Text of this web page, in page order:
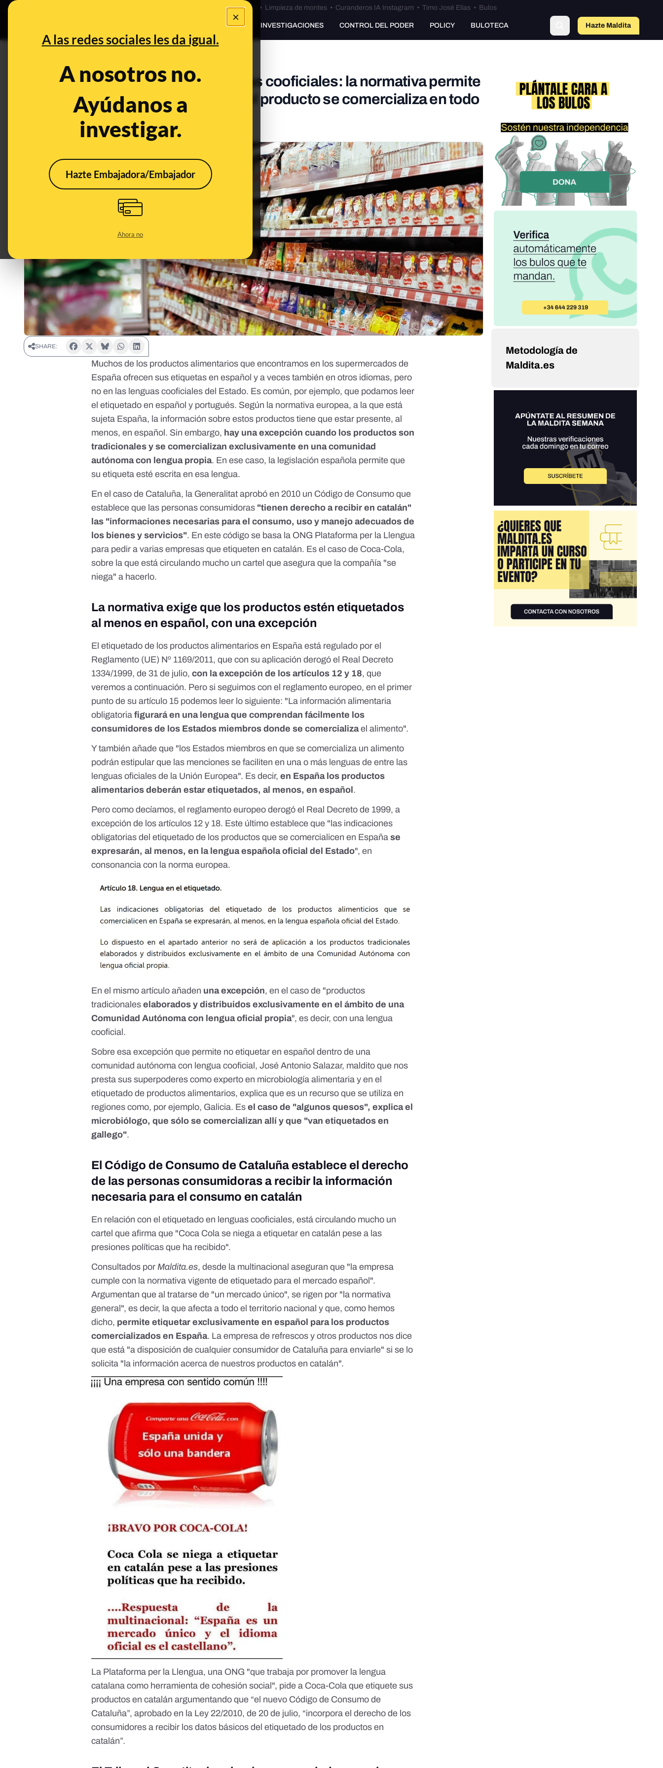
×
A las redes sociales les da igual.
A nosotros no.
Ayúdanos a
investigar.
Hazte Embajadora/Embajador
Ahora no
Bulos Ceuta • Limpieza de montes• Curanderos IA Instagram • Timo José Elías• Bulos
PREBUNKING INVESTIGACIONES CONTROL DEL PODER POLICY BULOTECA Hazte Maldito
Etiquetado de productos en lenguas cooficiales: la normativa permite
etiquetar sólo en español cuando el producto se comercializa en todo
el territorio nacional
Dec 18, 2021, 10:23:09 AM
SHARE:
Muchos de los productos alimentarios que encontramos en los supermercados de
España ofrecen sus etiquetas en español y a veces también en otros idiomas, pero
no en las lenguas cooficiales del Estado. Es común, por ejemplo, que podamos leer
el etiquetado en español y portugués. Según la normativa europea, a la que está
sujeta España, la información sobre estos productos tiene que estar presente, al
menos, en español. Sin embargo, hay una excepción cuando los productos son
tradicionales y se comercializan exclusivamente en una comunidad
autónoma con lengua propia. En ese caso, la legislación española permite que
su etiqueta esté escrita en esa lengua.
En el caso de Cataluña, la Generalitat aprobó en 2010 un Código de Consumo que
establece que las personas consumidoras "tienen derecho a recibir en catalán"
las "informaciones necesarias para el consumo, uso y manejo adecuados de
los bienes y servicios". En este código se basa la ONG Plataforma per la Llengua
para pedir a varias empresas que etiqueten en catalán. Es el caso de Coca-Cola,
sobre la que está circulando mucho un cartel que asegura que la compañía "se
niega" a hacerlo.
La normativa exige que los productos estén etiquetados
al menos en español, con una excepción
El etiquetado de los productos alimentarios en España está regulado por el
Reglamento (UE) Nº 1169/2011, que con su aplicación derogó el Real Decreto
1334/1999, de 31 de julio,con la excepción de los artículos 12 y 18, que
veremos a continuación. Pero si seguimos con el reglamento europeo, en el primer
punto de su artículo 15 podemos leer lo siguiente: "La información alimentaria
obligatoriafigurará en una lengua que comprendan fácilmente los
consumidores de los Estados miembros donde se comercializael alimento".
Y también añade que "los Estados miembros en que se comercializa un alimento
podrán estipular que las menciones se faciliten en una o más lenguas de entre las
lenguas oficiales de la Unión Europea". Es decir,en España los productos
alimentarios deberán estar etiquetados, al menos, en español .
Pero como decíamos, el reglamento europeo derogó el Real Decreto de 1999, a
excepción de los artículos 12 y 18. Este último establece que "las indicaciones
obligatorias del etiquetado de los productos que se comercialicen en Españase
expresarán, al menos, en la lengua española oficial del Estado", en
consonancia con la norma europea.
En el mismo artículo añaden una excepción, en el caso de "productos
tradicionaleselaborados y distribuidos exclusivamente en el ámbito de una
Comunidad Autónoma con lengua oficial propia", es decir, con una lengua
cooficial.
Sobre esa excepción que permite no etiquetar en español dentro de una
comunidad autónoma con lengua cooficial, José Antonio Salazar, maldito que nos
presta sus superpoderes como experto en microbiología alimentaria y en el
etiquetado de productos alimentarios, explica que es un recurso que se utiliza en
regiones como, por ejemplo, Galicia. Esel caso de "algunos quesos", explica el
microbiólogo, que sólo se comercializan allí y que "van etiquetados en
gallego".
El Código de Consumo de Cataluña establece el derecho
de las personas consumidoras a recibir la información
necesaria para el consumo en catalán
En relación con el etiquetado en lenguas cooficiales, está circulando mucho un
cartel que afirma que "Coca Cola se niega a etiquetar en catalán pese a las
presiones políticas que ha recibido".
Consultados porMaldita.es, desde la multinacional aseguran que "la empresa
cumple con la normativa vigente de etiquetado para el mercado español".
Argumentan que al tratarse de "un mercado único", se rigen por "la normativa
general ", es decir, la que afecta a todo el territorio nacional y que, como hemos
dicho, permite etiquetar exclusivamente en español para los productos
comercializados en España. La empresa de refrescos y otros productos nos dice
que está "a disposición de cualquier consumidor de Cataluña para enviarle" si se lo
solicita "la información acerca de nuestros productos en catalán".
La Plataforma per la Llengua, una ONG "que trabaja por promover la lengua
catalana como herramienta de cohesión social", pide a Coca-Cola que etiquete sus
productos en catalán argumentando que “el nuevo Código de Consumo de
Cataluña”, aprobado en la Ley 22/2010, de 20 de julio, “incorpora el derecho de los
consumidores a recibir los datos básicos del etiquetado de los productos en
catalán”.
Metodología de
Maldita.es